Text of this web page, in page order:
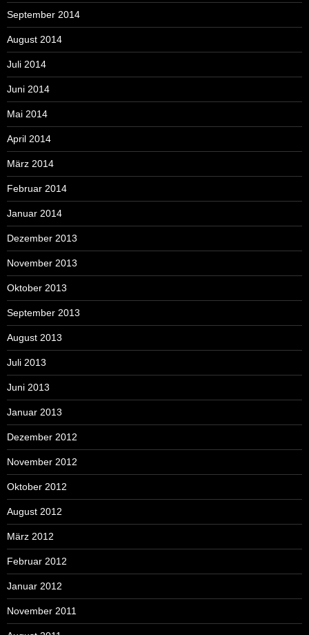
September 2014
August 2014
Juli 2014
Juni 2014
Mai 2014
April 2014
März 2014
Februar 2014
Januar 2014
Dezember 2013
November 2013
Oktober 2013
September 2013
August 2013
Juli 2013
Juni 2013
Januar 2013
Dezember 2012
November 2012
Oktober 2012
August 2012
März 2012
Februar 2012
Januar 2012
November 2011